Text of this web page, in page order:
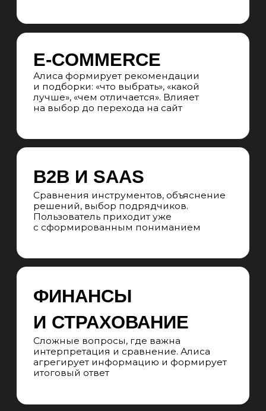
ГОЛОСОВОЙ
СЦЕНАРИЙ
Контент должен быть пригоден для
озвучивания: короткие, точные,
самодостаточные ответы
ФРАГМЕНТЫ
ВАЖНЕЕ СТРАНИЦ
Алиса извлекает конкретные блоки
на вопросы. Страница целиком
не имеет значения
ВОПРОСОВ
«что выбрать», «как сделать», «где
купить». Контент должен отвечать
ЗАВИСИМОСТЬ
ОТ ПОИСКА